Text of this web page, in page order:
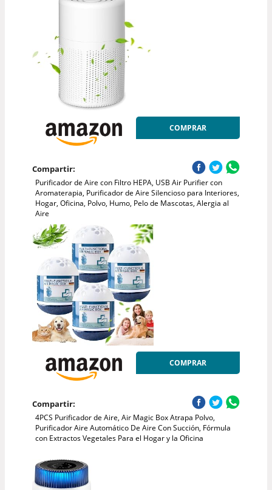
COMPRAR
Compartir:
Purificador de Aire con Filtro HEPA, USB Air Purifier con
Aromaterapia, Purificador de Aire Silencioso para Interiores,
Hogar, Oficina, Polvo, Humo, Pelo de Mascotas, Alergia al
Aire
COMPRAR
Compartir:
4PCS Purificador de Aire, Air Magic Box Atrapa Polvo,
Purificador Aire Automático De Aire Con Succión, Fórmula
con Extractos Vegetales Para el Hogar y la Oficina